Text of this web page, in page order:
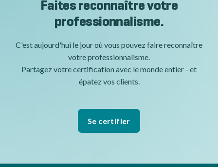
Faites reconnaître votre
professionnalisme.
C'est aujourd'hui le jour où vous pouvez faire reconnaître
votre professionnalisme.
Partagez votre certification avec le monde entier - et
épatez vos clients.
Se certifier